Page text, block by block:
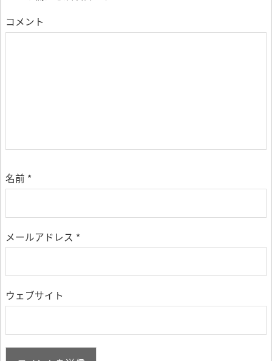
コメント
名前 *
メールアドレス *
ウェブサイト